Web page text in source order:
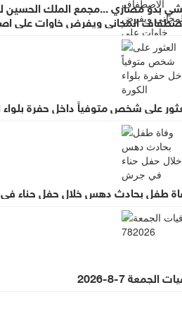
بدو مصاري ...مجمع الملك الحسين
المجاني ويفرض خاوات على
وغضب واسع لقرار يطرد الاستثمار
على شخص متوفياً داخل حفرة بلواء
طفل بحادث دهس خلال حفل حناء
الجمعة 7-8-2026